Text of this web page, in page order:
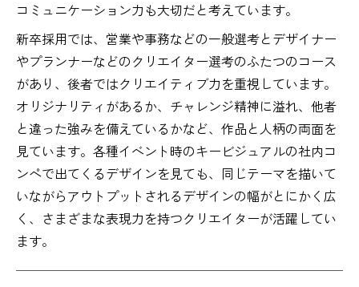
コミュニケーション力も大切だと考えています。
新卒採用では、営業や事務などの一般選考とデザイナー
やプランナーなどのクリエイター選考のふたつのコース
があり、後者ではクリエイティブ力を重視しています。
オリジナリティがあるか、チャレンジ精神に溢れ、他者
と違った強みを備えているかなど、作品と人柄の両面を
見ています。各種イベント時のキービジュアルの社内コ
ンペで出てくるデザインを見ても、同じテーマを描いて
いながらアウトプットされるデザインの幅がとにかく広
く、さまざまな表現力を持つクリエイターが活躍してい
ます。